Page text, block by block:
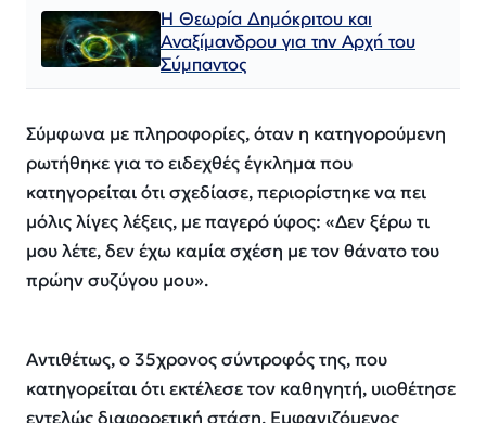
Η Θεωρία Δημόκριτου και
Αναξίμανδρου για την Αρχή του
Σύμπαντος
Σύμφωνα με πληροφορίες, όταν η κατηγορούμενη
ρωτήθηκε για το ειδεχθές έγκλημα που
κατηγορείται ότι σχεδίασε, περιορίστηκε να πει
μόλις λίγες λέξεις, με παγερό ύφος: «Δεν ξέρω τι
μου λέτε, δεν έχω καμία σχέση με τον θάνατο του
πρώην συζύγου μου».
Αντιθέτως, ο 35χρονος σύντροφός της, που
κατηγορείται ότι εκτέλεσε τον καθηγητή, υιοθέτησε